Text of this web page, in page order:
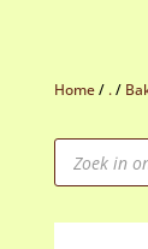
Home/ ./
Producten
zoeken